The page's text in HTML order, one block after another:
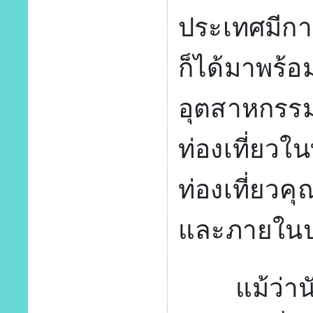
ประเทศมีก
ก็ได้มาพร้
อุตสาหกรร
ท่องเที่ยวใ
ท่องเที่ยวคุ
และภายใน
แม้ว่านัก